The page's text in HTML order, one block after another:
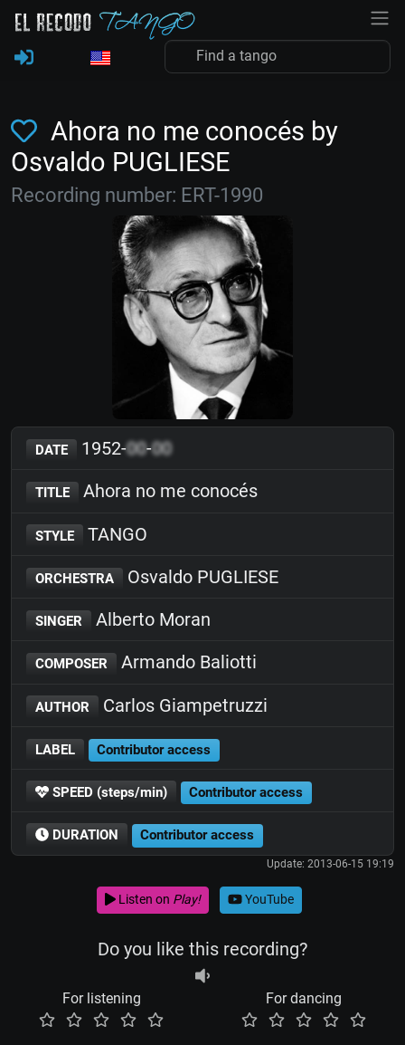
Ahora no me conocés by
Osvaldo PUGLIESE
Recording number: ERT-1990
DATE 1952-00-00
TITLE Ahora no me conocés
STYLE TANGO
ORCHESTRA Osvaldo PUGLIESE
SINGER Alberto Moran
COMPOSER Armando Baliotti
AUTHOR Carlos Giampetruzzi
LABEL Contributor access
SPEED (steps/min) Contributor access
DURATION Contributor access
Update: 2013-06-15 19:19
Listen on Play! YouTube
Do you like this recording?
For listening For dancing